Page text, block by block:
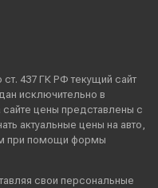
ст. 437 ГК РФ текущий сайт
исключительно в
цены представлены с
актуальные цены на авто,
при помощи формы
свои персональные